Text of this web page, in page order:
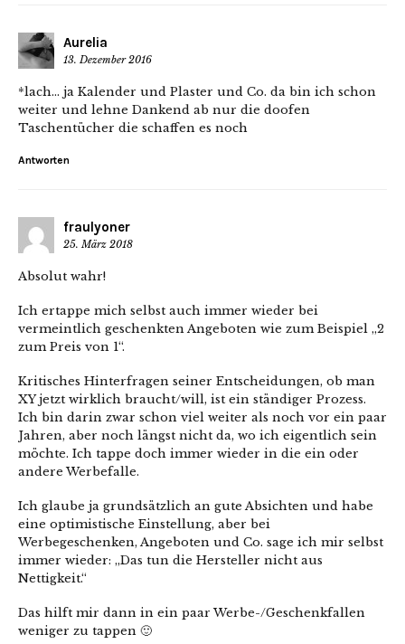
Aurelia
13. Dezember 2016
*lach… ja Kalender und Plaster und Co. da bin ich schon
weiter und lehne Dankend ab nur die doofen
Taschentücher die schaffen es noch
Antworten
fraulyoner
25. März 2018
Absolut wahr!
Ich ertappe mich selbst auch immer wieder bei
vermeintlich geschenkten Angeboten wie zum Beispiel „2
zum Preis von 1“.
Kritisches Hinterfragen seiner Entscheidungen, ob man
XY jetzt wirklich braucht/will, ist ein ständiger Prozess.
Ich bin darin zwar schon viel weiter als noch vor ein paar
Jahren, aber noch längst nicht da, wo ich eigentlich sein
möchte. Ich tappe doch immer wieder in die ein oder
andere Werbefalle.
Ich glaube ja grundsätzlich an gute Absichten und habe
eine optimistische Einstellung, aber bei
Werbegeschenken, Angeboten und Co. sage ich mir selbst
immer wieder: „Das tun die Hersteller nicht aus
Nettigkeit.“
Das hilft mir dann in ein paar Werbe-/Geschenkfallen
weniger zu tappen 🙂